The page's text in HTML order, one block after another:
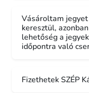
Vásároltam
keresztül,
lehetőség a
időpontra való
Fizethetek SZÉP